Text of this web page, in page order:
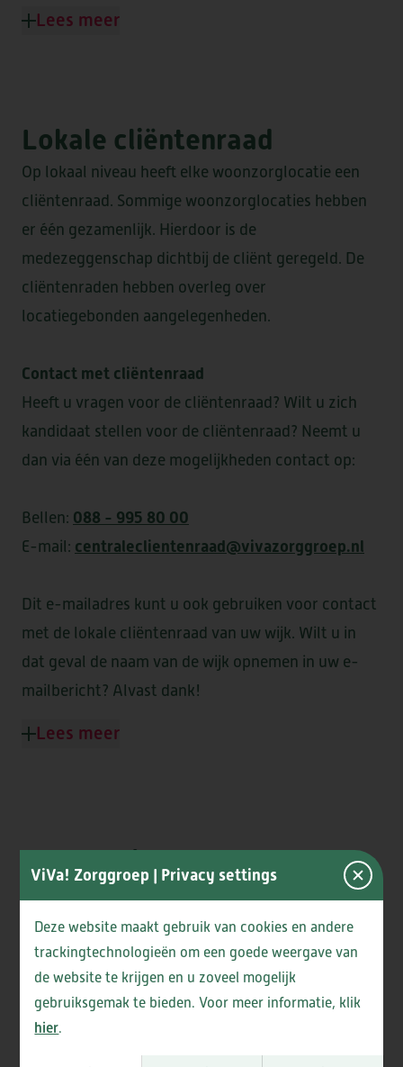
ViVa! Zorggroep | Privacy settings
Deze website maakt gebruik van cookies en andere
trackingtechnologieën om een goede weergave van
de website te krijgen en u zoveel mogelijk
gebruiksgemak te bieden. Voor meer informatie, klik
hier.
DE LOET OVERKERCK
GEESTERHEEM
Lees meer
Lokale cliëntenraad
Op lokaal niveau heeft elke woonzorglocatie een
cliëntenraad. Sommige woonzorglocaties hebben
er één gezamenlijk. Hierdoor is de
medezeggenschap dichtbij de cliënt geregeld. De
cliëntenraden hebben overleg over
locatiegebonden aangelegenheden.
Contact met cliëntenraad
Heeft u vragen voor de cliëntenraad? Wilt u zich
kandidaat stellen voor de cliëntenraad? Neemt u
dan via één van deze mogelijkheden contact op:
Bellen: 088 - 995 80 00
E-mail: centraleclientenraad@vivazorggroep.nl
Dit e-mailadres kunt u ook gebruiken voor contact
met de lokale cliëntenraad van uw wijk. Wilt u in
dat geval de naam van de wijk opnemen in uw e-
mailbericht? Alvast dank!
Lees meer
Jaarverslagen
Elke lokale cliëntenraad stelt een jaarverslag op.
Hieronder kunt u deze bekijken.
Jaarverslag over 2025
Jaarverslag cliëntenraad ViVa! Forum II